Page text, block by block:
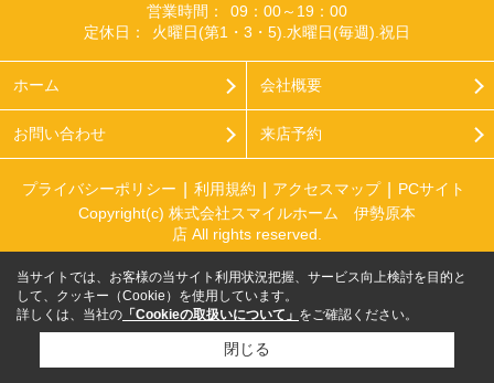
営業時間：
09：00～19：00
定休日：
火曜日(第1・3・5).水曜日(毎週).祝日
ホーム 会社概要
お問い合わせ 来店予約
プライバシーポリシー 利用規約 アクセスマップ
PCサイト
Copyright(c) 株式会社スマイルホーム 伊勢原本
店 All rights reserved.
当サイトでは、お客様の当サイト利用状況把握、サービス向上検討を目的と
して、クッキー（Cookie）を使用しています。
詳しくは、当社の 「Cookieの取扱いについて」 をご確認ください。
閉じる